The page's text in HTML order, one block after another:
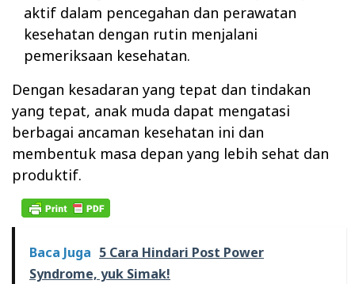
aktif dalam pencegahan dan perawatan
kesehatan dengan rutin menjalani
pemeriksaan kesehatan.
Dengan kesadaran yang tepat dan tindakan
yang tepat, anak muda dapat mengatasi
berbagai ancaman kesehatan ini dan
membentuk masa depan yang lebih sehat dan
produktif.
Baca Juga 5 Cara Hindari Post Power
Syndrome, yuk Simak!